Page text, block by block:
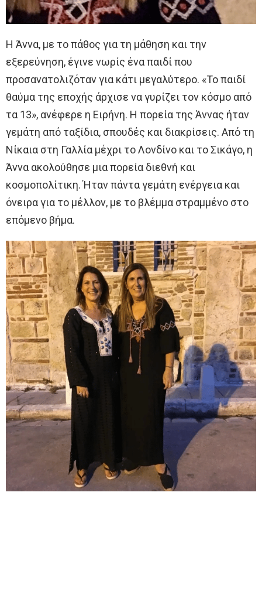
Η Άννα, με το πάθος για τη μάθηση και την
εξερεύνηση, έγινε νωρίς ένα παιδί που
προσανατολιζόταν για κάτι μεγαλύτερο. «Το παιδί
θαύμα της εποχής άρχισε να γυρίζει τον κόσμο από
τα 13», ανέφερε η Ειρήνη. Η πορεία της Άννας ήταν
γεμάτη από ταξίδια, σπουδές και διακρίσεις. Από τη
Νίκαια στη Γαλλία μέχρι το Λονδίνο και το Σικάγο, η
Άννα ακολούθησε μια πορεία διεθνή και
κοσμοπολίτικη. Ήταν πάντα γεμάτη ενέργεια και
όνειρα για το μέλλον, με το βλέμμα στραμμένο στο
επόμενο βήμα.